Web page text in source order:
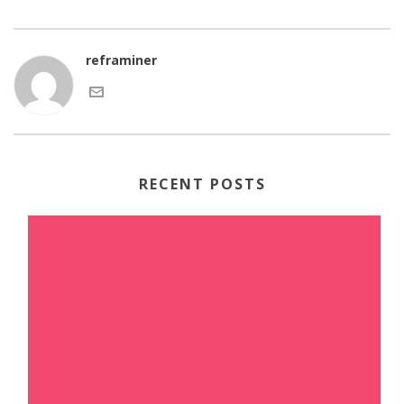
reframiner
RECENT POSTS